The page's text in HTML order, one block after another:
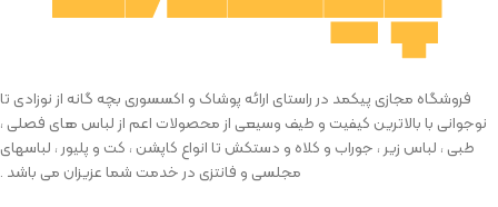
فروشگاه مجازی پیکمد در راستای ارائه پوشاک و اکسسوری بچه گانه از نوزادی تا
نوجوانی با بالاترین کیفیت و طیف وسیعی از محصولات اعم از لباس های فصلی ،
طبی ، لباس زیر ، جوراب و کلاه و دستکش تا انواع کاپشن ، کت و پلیور ، لباسهای
مجلسی و فانتزی در خدمت شما عزیزان می باشد .